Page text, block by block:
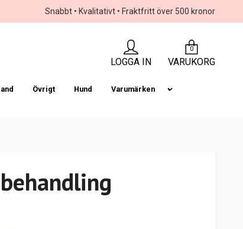
Snabbt • Kvalitativt • Fraktfritt över 500 kronor
LOGGA IN
0
VARUKORG
Övrigt Hund Varumärken